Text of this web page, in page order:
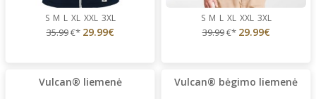
S M L XL XXL 3XL
35.99€* 29.99€
S M L XL XXL 3XL
39.99€* 29.99€
Vulcan® liemenė Vulcan® bėgimo liemenė